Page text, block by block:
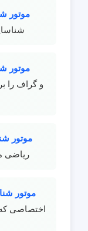
موتور
موتور
موتور
ریاضی
موتور
اختصاصی که